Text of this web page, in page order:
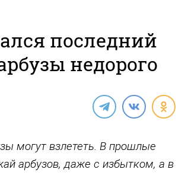
последний
недорого
могут взлететь. В прошлые
арбузов, даже с избытком, а в